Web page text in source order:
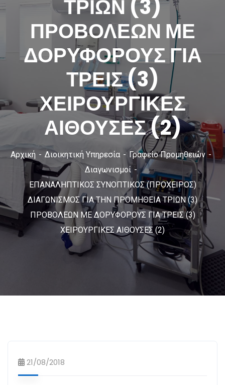
ΤΡΙΩΝ (3)
ΠΡΟΒΟΛΕΩΝ ΜΕ
ΔΟΡΥΦΟΡΟΥΣ ΓΙΑ
ΤΡΕΙΣ (3)
ΧΕΙΡΟΥΡΓΙΚΕΣ
ΑΙΘΟΥΣΕΣ (2)
Αρχική Διοικητική Υπηρεσία
Γραφείο Προμηθειών
Διαγωνισμοί
ΕΠΑΝΑΛΗΠΤΙΚΟΣ ΣΥΝΟΠΤΙΚΟΣ (ΠΡΟΧΕΙΡΟΣ)
ΔΙΑΓΩΝΙΣΜΟΣ ΓΙΑ ΤΗΝ ΠΡΟΜΗΘΕΙΑ ΤΡΙΩΝ (3)
ΠΡΟΒΟΛΕΩΝ ΜΕ ΔΟΡΥΦΟΡΟΥΣ ΓΙΑ ΤΡΕΙΣ (3)
ΧΕΙΡΟΥΡΓΙΚΕΣ ΑΙΘΟΥΣΕΣ (2)
21/08/2018